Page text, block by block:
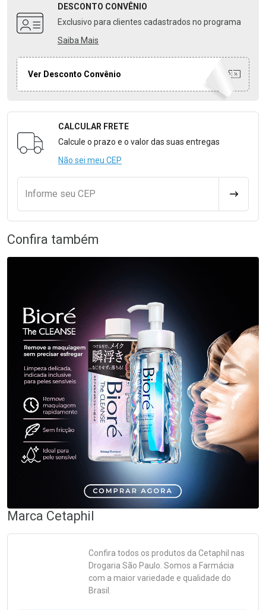
DESCONTO CONVÊNIO
Exclusivo para clientes cadastrados no programa
Saiba Mais
Ver Desconto Convênio
Formulário para Calcular o Frete
CALCULAR FRETE
Calcule o prazo e o valor das suas entregas
Não sei meu CEP
Informe seu CEP
Confira também
Marca Cetaphil
Confira todos os produtos da Cetaphil nas
Drogaria São Paulo. Somos a Farmácia
com a maior variedade e qualidade do
Brasil.